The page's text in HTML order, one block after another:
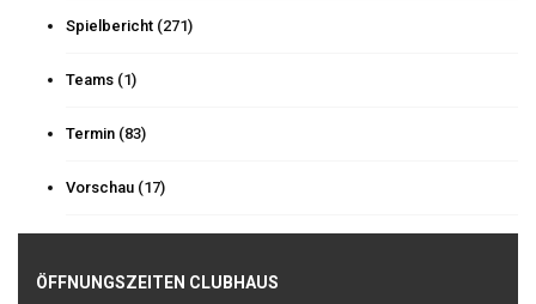
Spielbericht (271)
Teams (1)
Termin (83)
Vorschau (17)
ÖFFNUNGSZEITEN CLUBHAUS